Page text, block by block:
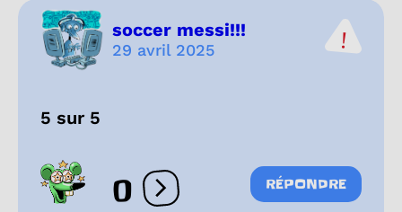
soccer messi!!!
29 avril 2025
5 sur 5
0 Ouvrir les réactions
RÉPONDRE